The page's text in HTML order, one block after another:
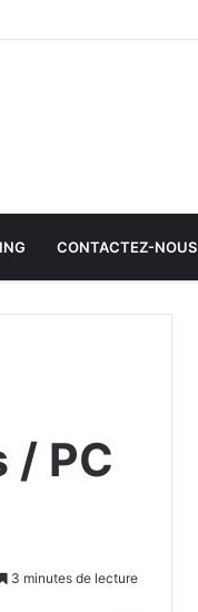
CONTACTEZ-NOUS
/ PC
3 minutes de lecture